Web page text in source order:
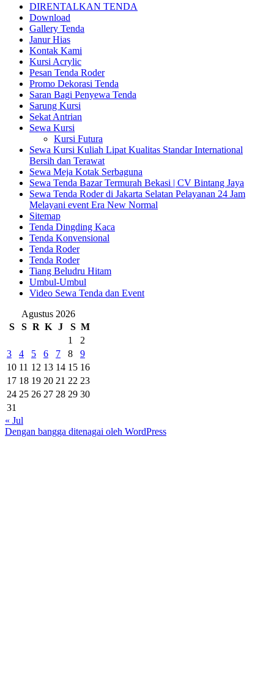
DIRENTALKAN TENDA
Download
Gallery Tenda
Janur Hias
Kontak Kami
Kursi Acrylic
Pesan Tenda Roder
Promo Dekorasi Tenda
Saran Bagi Penyewa Tenda
Sarung Kursi
Sekat Antrian
Sewa Kursi
Kursi Futura
Sewa Kursi Kuliah Lipat Kualitas Standar International
Bersih dan Terawat
Sewa Meja Kotak Serbaguna
Sewa Tenda Bazar Termurah Bekasi | CV Bintang Jaya
Sewa Tenda Roder di Jakarta Selatan Pelayanan 24 Jam
Melayani event Era New Normal
Sitemap
Tenda Dingding Kaca
Tenda Konvensional
Tenda Roder
Tenda Roder
Tiang Beludru Hitam
Umbul-Umbul
Video Sewa Tenda dan Event
Agustus 2026
S
S R K J S M
1
2
3
4 5 6 7 8
9
10 11 12 13 14 15 16
17 18 19 20 21 22 23
24 25 26 27 28 29 30
31
« Jul
Dengan bangga ditenagai oleh WordPress